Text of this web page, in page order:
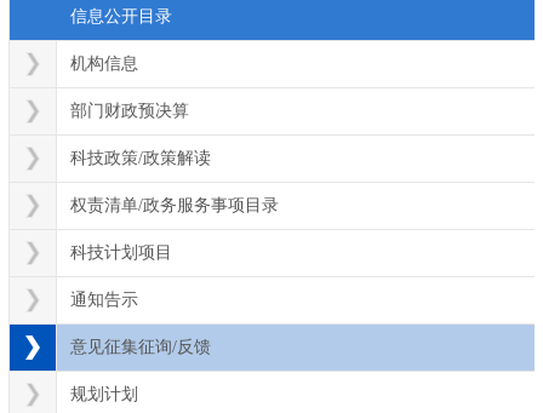
信息公开目录
机构信息
部门财政预决算
科技政策/政策解读
权责清单/政务服务事项目录
科技计划项目
通知告示
意见征集征询/反馈
规划计划